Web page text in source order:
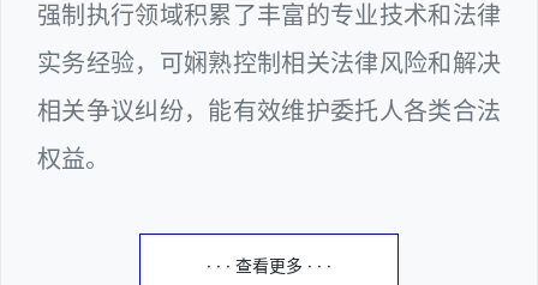
强制执行领域积累了丰富的专业技术和法律
实务经验，可娴熟控制相关法律风险和解决
相关争议纠纷，能有效维护委托人各类合法
权益。
· · · 查看更多 · · ·